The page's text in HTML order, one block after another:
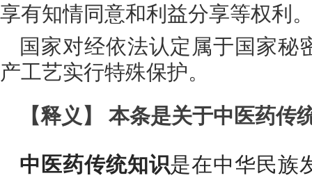
享有知情同意和利益分享等权利
国家对经依法认定属于国家秘
产工艺实行特殊保护。
【释义】 本条是关于中医药传
中医药传统知识是在中华民族